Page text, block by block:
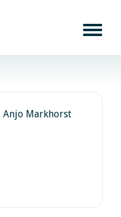
Anjo Markhorst